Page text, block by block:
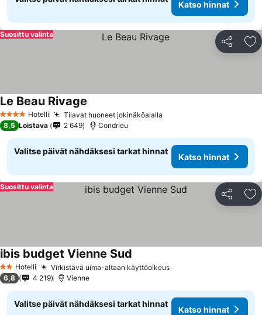
Katso hinnat
Jaa
Suosittu valinta
4 Tähtiluokitus
Hotelli Tilavat huoneet jokinäköalalla
Le Beau Rivage
8,5 Loistava 2 649 Condrieu
Valitse päivät nähdäksesi tarkat hinnat
Katso hinnat
Jaa
Suosittu valinta
2 Tähtiluokitus
Hotelli Virkistävä uima-altaan käyttöoikeusKatso hinnat
ibis budget Vienne Sud
6,8 4 219 Vienne
Valitse päivät nähdäksesi tarkat hinnat
Katso hinnat